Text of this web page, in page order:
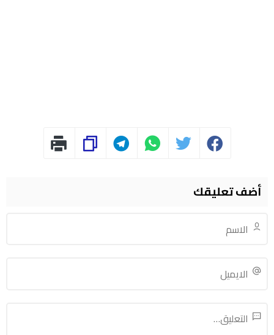
أضف تعليقك